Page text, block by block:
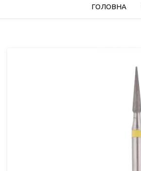
ГОЛОВНА